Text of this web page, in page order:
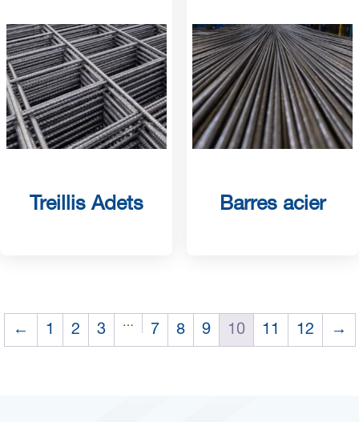
Treillis Adets Barres acier
← 1 2 3 … 7 8 9 10 11 12 →